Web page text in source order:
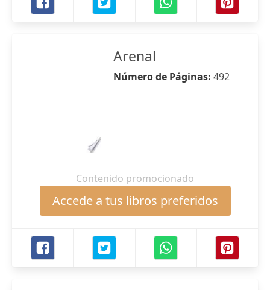
Arenal
Número de Páginas: 492
Contenido promocionado
Accede a tus libros preferidos